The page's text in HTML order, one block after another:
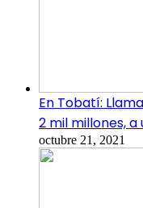
En Tobatí:
2 mil millones,
octubre 21, 2021